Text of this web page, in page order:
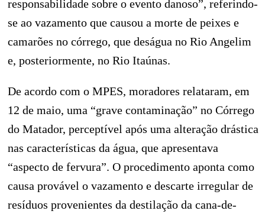
responsabilidade sobre o evento danoso”, referindo-
se ao vazamento que causou a morte de peixes e
camarões no córrego, que deságua no Rio Angelim
e, posteriormente, no Rio Itaúnas.
De acordo com o MPES, moradores relataram, em
12 de maio, uma “grave contaminação” no Córrego
do Matador, perceptível após uma alteração drástica
nas características da água, que apresentava
“aspecto de fervura”. O procedimento aponta como
causa provável o vazamento e descarte irregular de
resíduos provenientes da destilação da cana-de-